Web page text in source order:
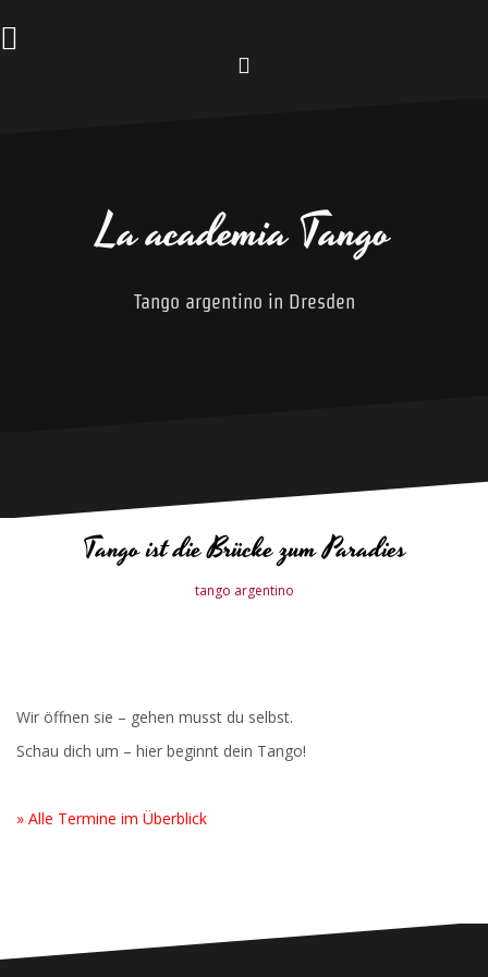
Inhalt
springen
La academia Tango
Tango argentino in Dresden
Tango ist die Brücke zum Paradies
tango argentino
Wir öffnen sie – gehen musst du selbst.
Schau dich um – hier beginnt dein Tango!
» Alle Termine im Überblick